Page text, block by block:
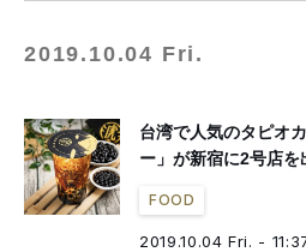
2019.10.04 Fri.
台湾で人気のタピオ
ー」が新宿に2号店を
FOOD
2019.10.04 Fri. -